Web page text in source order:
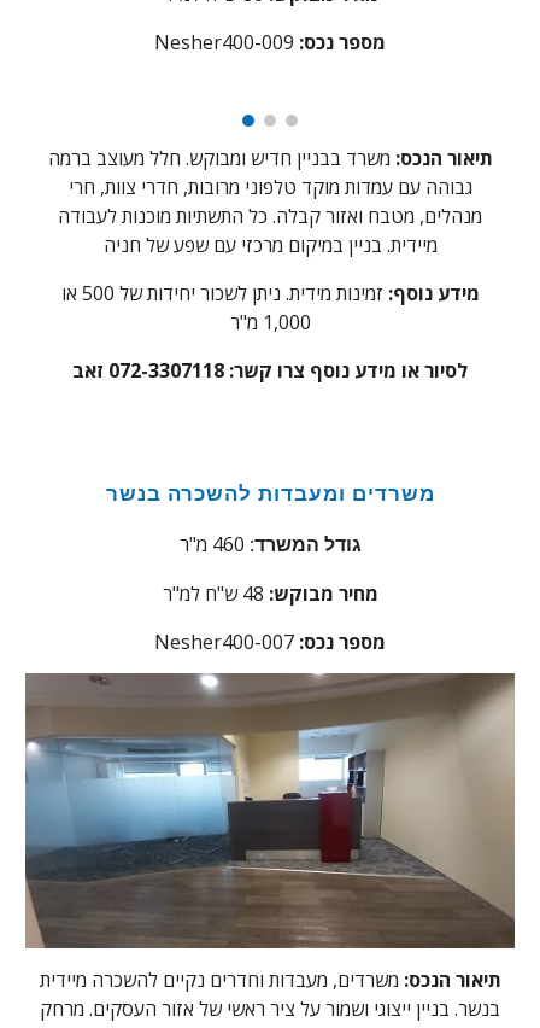
מספר נכס:
תיאור הנכס: משרד בבניין חדיש ומבוקש. חלל מעוצב ברמה
גבוהה עם עמדות מוקד טלפוני מרובות, חדרי צוות, חרי
מנהלים, מטבח ואזור קבלה. כל התשתיות מוכנות לעבודה
מיידית. בניין במיקום מרכזי עם שפע של חניה
מידע נוסף:
זמינות מידית. ניתן לשכור יחידות של 500 או
1,000 מ"ר
לסיור או מידע נוסף צרו קשר: 072-3307118 זאב
משרדים ומעבדות להשכרה בנשר
גודל המשרד:
מחיר מבוקש: 48 ש"ח למ"ר
מספר נכס:
תיאור הנכס: משרדים, מעבדות וחדרים נקיים להשכרה מיידית
בנשר. בניין ייצוגי ושמור על ציר ראשי של אזור העסקים. מרחק